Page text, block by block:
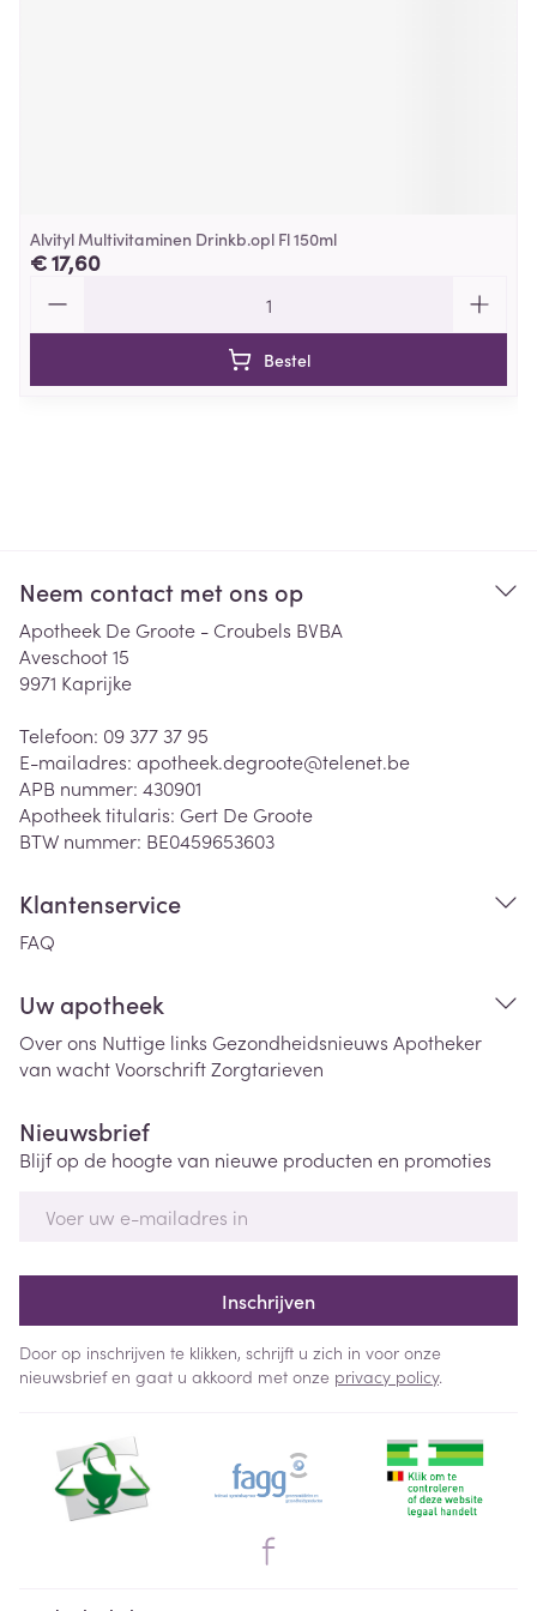
Alvityl Multivitaminen Drinkb.opl Fl 150ml
€ 17,60
Bestel
Neem contact met ons op
Apotheek De Groote - Croubels BVBA
Aveschoot 15
9971 Kaprijke
Telefoon: 09 377 37 95
E-mailadres: apotheek.degroote@telenet.be
APB nummer: 430901
Apotheek titularis: Gert De Groote
BTW nummer: BE0459653603
Klantenservice
FAQ
Uw apotheek
Over ons Nuttige links Gezondheidsnieuws Apotheker
van wachtVoorschriftZorgtarieven
Nieuwsbrief
Blijf op de hoogte van nieuwe producten en promoties
Inschrijven
Door op inschrijven te klikken, schrijft u zich in voor onze
nieuwsbrief en gaat u akkoord met onze privacy policy.